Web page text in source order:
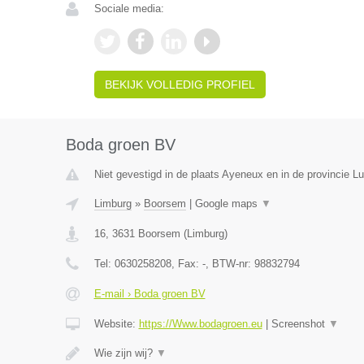
Sociale media:
BEKIJK VOLLEDIG PROFIEL
Boda groen BV
Niet gevestigd in de plaats Ayeneux en in de provincie
Limburg» Boorsem Google maps ▼
16, 3631 Boorsem (Limburg)
Tel: 0630258208, Fax: -, BTW-nr: 98832794
E-mail › Boda groen BV
Website: https://Www.bodagroen.eu| Screenshot ▼
Wie zijn wij? ▼